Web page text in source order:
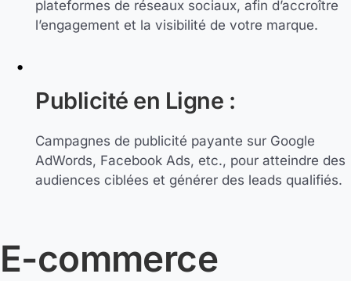
plateformes de réseaux sociaux, afin d’accroître
l’engagement et la visibilité de votre marque.
Publicité en Ligne :
Campagnes de publicité payante sur Google
AdWords, Facebook Ads, etc., pour atteindre des
audiences ciblées et générer des leads qualifiés.
E-commerce